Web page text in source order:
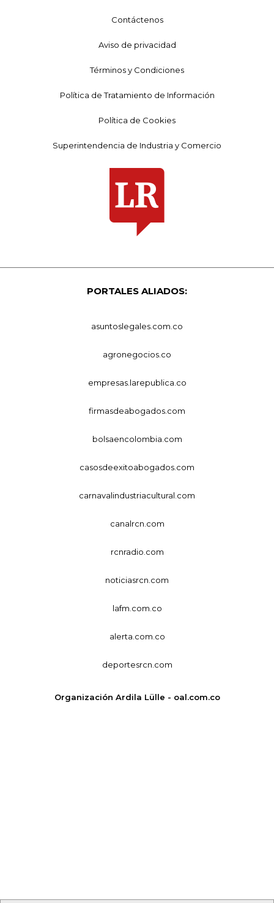
Contáctenos
Aviso de privacidad
Términos y Condiciones
Política de Tratamiento de Información
Política de Cookies
Superintendencia de Industria y Comercio
PORTALES ALIADOS:
asuntoslegales.com.co
agronegocios.co
empresas.larepublica.co
firmasdeabogados.com
bolsaencolombia.com
casosdeexitoabogados.com
carnavalindustriacultural.com
canalrcn.com
rcnradio.com
noticiasrcn.com
lafm.com.co
alerta.com.co
deportesrcn.com
Organización Ardila Lülle - oal.com.co